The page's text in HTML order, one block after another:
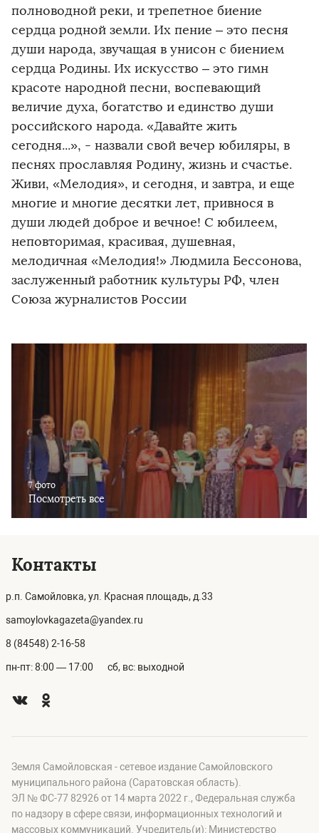
полноводной реки, и трепетное биение
сердца родной земли. Их пение – это песня
души народа, звучащая в унисон с биением
сердца Родины. Их искусство – это гимн
красоте народной песни, воспевающий
величие духа, богатство и единство души
российского народа. «Давайте жить
сегодня...», - назвали свой вечер юбиляры, в
песнях прославляя Родину, жизнь и счастье.
Живи, «Мелодия», и сегодня, и завтра, и еще
многие и многие десятки лет, привнося в
души людей доброе и вечное! С юбилеем,
неповторимая, красивая, душевная,
мелодичная «Мелодия!» Людмила Бессонова,
заслуженный работник культуры РФ, член
Союза журналистов России
7 фото
Посмотреть все
Контакты
р.п. Самойловка, ул. Красная площадь, д.33
samoylovkagazeta@yandex.ru
8 (84548) 2-16-58
пн-пт: 8:00 — 17:00 сб, вс: выходной
Земля Самойловская - сетевое издание Самойловского
муниципального района (Саратовская область).
ЭЛ № ФС-77 82926 от 14 марта 2022 г., Федеральная служба
по надзору в сфере связи, информационных технологий и
массовых коммуникаций. Учредитель(и): Министерство